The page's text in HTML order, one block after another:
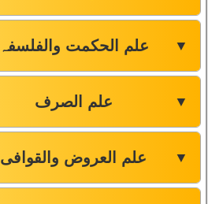
علم الحکمت والفلسفہ ▼
علم الصرف ▼
علم العروض والقوافی ▼